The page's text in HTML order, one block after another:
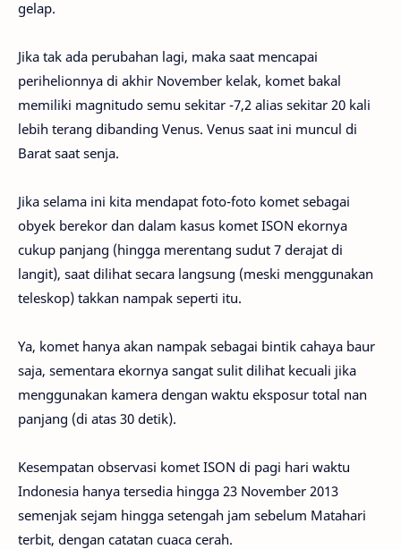
gelap.
Jika tak ada perubahan lagi, maka saat mencapai
perihelionnya di akhir November kelak, komet bakal
memiliki magnitudo semu sekitar -7,2 alias sekitar 20 kali
lebih terang dibanding Venus. Venus saat ini muncul di
Barat saat senja.
Jika selama ini kita mendapat foto-foto komet sebagai
obyek berekor dan dalam kasus komet ISON ekornya
cukup panjang (hingga merentang sudut 7 derajat di
langit), saat dilihat secara langsung (meski menggunakan
teleskop) takkan nampak seperti itu.
Ya, komet hanya akan nampak sebagai bintik cahaya baur
saja, sementara ekornya sangat sulit dilihat kecuali jika
menggunakan kamera dengan waktu eksposur total nan
panjang (di atas 30 detik).
Kesempatan observasi komet ISON di pagi hari waktu
Indonesia hanya tersedia hingga 23 November 2013
semenjak sejam hingga setengah jam sebelum Matahari
terbit, dengan catatan cuaca cerah.